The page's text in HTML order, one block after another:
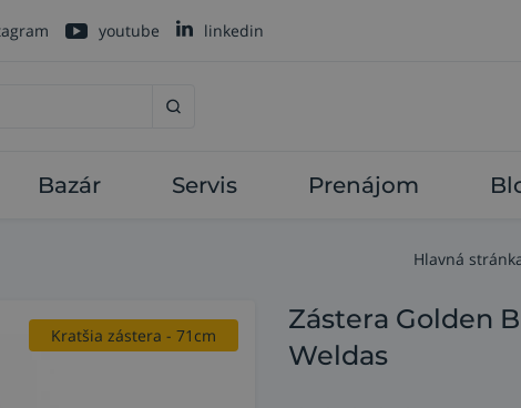
youtube linkedin
Bazár Servis Prenájom
Hlavná
Kratšia zástera - 71cm
Zástera Golden
Weldas